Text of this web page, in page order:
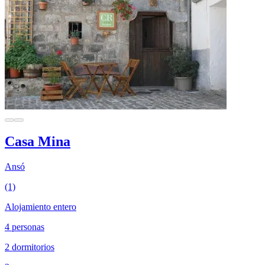
Casa Mina
Ansó
(1)
Alojamiento entero
4 personas
2 dormitorios